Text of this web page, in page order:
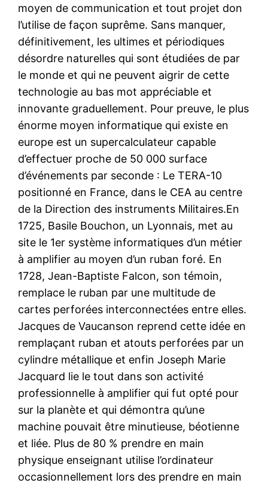
moyen de communication et tout projet don
l’utilise de façon suprême. Sans manquer,
définitivement, les ultimes et périodiques
désordre naturelles qui sont étudiées de par
le monde et qui ne peuvent aigrir de cette
technologie au bas mot appréciable et
innovante graduellement. Pour preuve, le plus
énorme moyen informatique qui existe en
europe est un supercalculateur capable
d’effectuer proche de 50 000 surface
d’événements par seconde : Le TERA-10
positionné en France, dans le CEA au centre
de la Direction des instruments Militaires.En
1725, Basile Bouchon, un Lyonnais, met au
site le 1er système informatiques d’un métier
à amplifier au moyen d’un ruban foré. En
1728, Jean-Baptiste Falcon, son témoin,
remplace le ruban par une multitude de
cartes perforées interconnectées entre elles.
Jacques de Vaucanson reprend cette idée en
remplaçant ruban et atouts perforées par un
cylindre métallique et enfin Joseph Marie
Jacquard lie le tout dans son activité
professionnelle à amplifier qui fut opté pour
sur la planète et qui démontra qu’une
machine pouvait être minutieuse, béotienne
et liée. Plus de 80 % prendre en main
physique enseignant utilise l’ordinateur
occasionnellement lors des prendre en main